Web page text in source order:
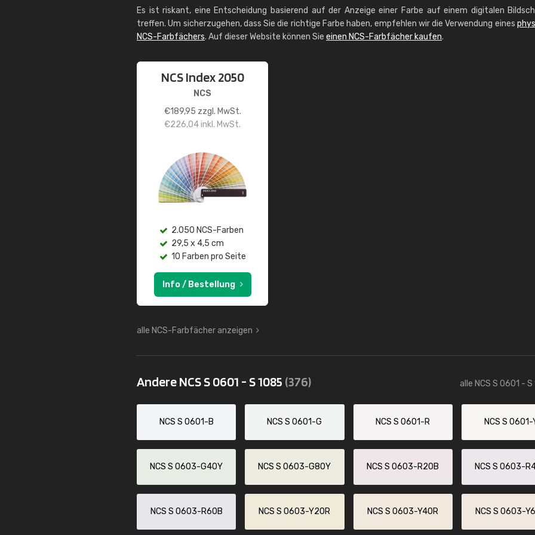
Es ist riskant, eine Entscheidung basierend auf der Anzeige einer Farbe auf einem digitalen
treffen. Um sicherzugehen, dass Sie die richtige Farbe haben, empfehlen wir die Verwendung eines
NCS-Farbfächers. Auf dieser Website können Sie einen NCS-Farbfächer kaufen.
NCS Index 2050
NCS
€189,95 zzgl. MwSt.
€226,04inkl. MwSt.
2.050 NCS-Farben
29,5 x 4,5 cm
10 Farben pro Seite
Info / Bestellung
alle NCS-Farbfächer anzeigen
Andere NCS S 0601 - S 1085 (376) alle NCS S 0601 -
NCS S 0601-B NCS S 0601-G NCS S 0601-R NCS S 0601-
NCS S 0603-G40Y NCS S 0603-G80Y NCS S 0603-R20B NCS S 0603-
NCS S 0603-R60B NCS S 0603-Y20R NCS S 0603-Y40R NCS S 0603-